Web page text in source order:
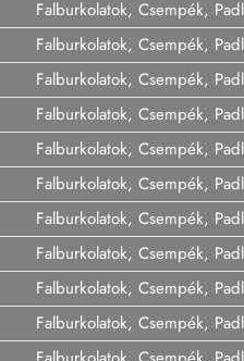
Falburkolatok, Csempék,
Falburkolatok, Csempék,
Falburkolatok, Csempék,
Falburkolatok, Csempék,
Falburkolatok, Csempék,
Falburkolatok, Csempék,
Falburkolatok, Csempék,
Falburkolatok, Csempék,
Falburkolatok, Csempék,
Falburkolatok, Csempék,